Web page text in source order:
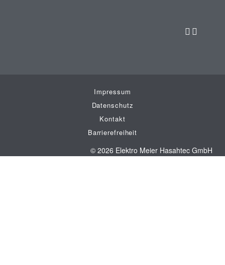
Impressum
Datenschutz
Kontakt
Barrierefreiheit
© 2026 Elektro Meier Hasahtec GmbH